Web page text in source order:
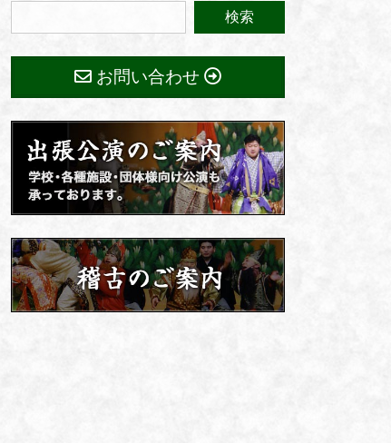
お問い合わせ